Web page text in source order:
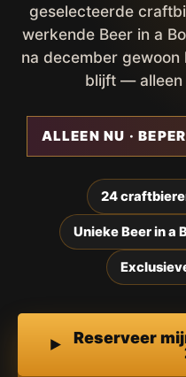
geselecteerde
werkende Beer in a
na december
blijft — alleen
ALLEEN NU ·
24
Unieke Beer in a
Reserveer